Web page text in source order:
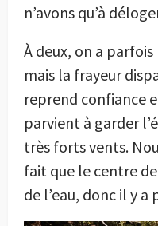
n’avons qu’à
À deux, on a parfois
mais la frayeur
reprend confiance
parvient à garder
très forts vents.
fait que le centre
de l’eau, donc il y a